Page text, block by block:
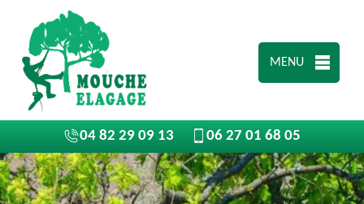
MENU
04 82 29 09 13 06 27 01 68 05